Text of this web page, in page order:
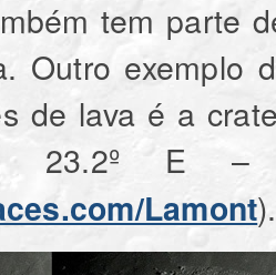
tem parte
Outro exemplo
de lava é a
23.2º E
Lamont).